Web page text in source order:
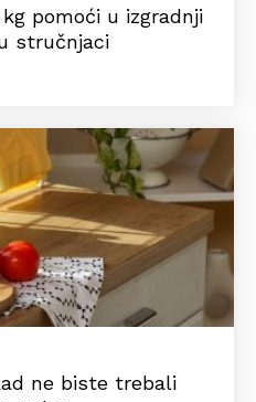
pomoći u izgradnji
stručnjaci
ne biste trebali